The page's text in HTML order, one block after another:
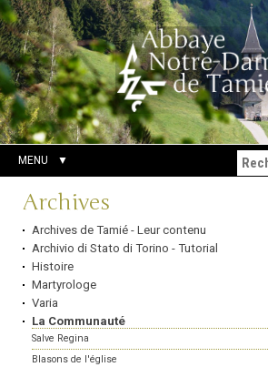
Aller
au
contenu.
|
Aller
à
la
navigation
Outils
personnels
Chercher par
Recherche
avancée…
MENU
Navigation
Archives
Archives de Tamié - Leur contenu
Archivio di Stato di Torino - Tutorial
Histoire
Martyrologe
Varia
La Communauté
Salve Regina
Blasons de l'église